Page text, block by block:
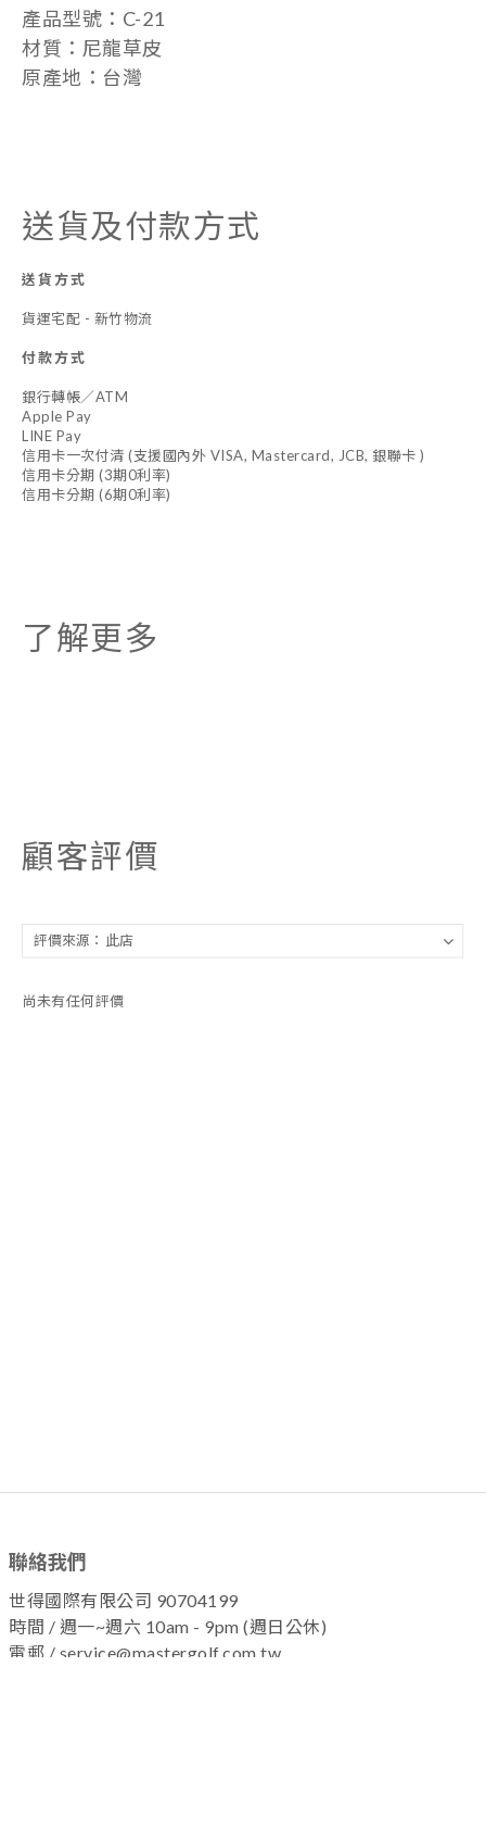
產品型號：C-21
材質：尼龍草皮
原產地：台灣
送貨及付款方式
送貨方式
貨運宅配 - 新竹物流
付款方式
銀行轉帳／ATM
Apple Pay
LINE Pay
信用卡一次付清 (支援國內外 VISA, Mastercard, JCB, 銀聯卡 )
信用卡分期 (3期0利率)
信用卡分期 (6期0利率)
了解更多
顧客評價
尚未有任何評價
聯絡我們
世得國際有限公司 90704199
時間 / 週一~週六 10am - 9pm (週日公休)
電郵 / service@mastergolf.com.tw